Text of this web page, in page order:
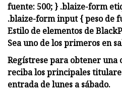
Sea uno de los primeros en
Regístrese para obtener
reciba los principales
entrada de lunes a sábado.